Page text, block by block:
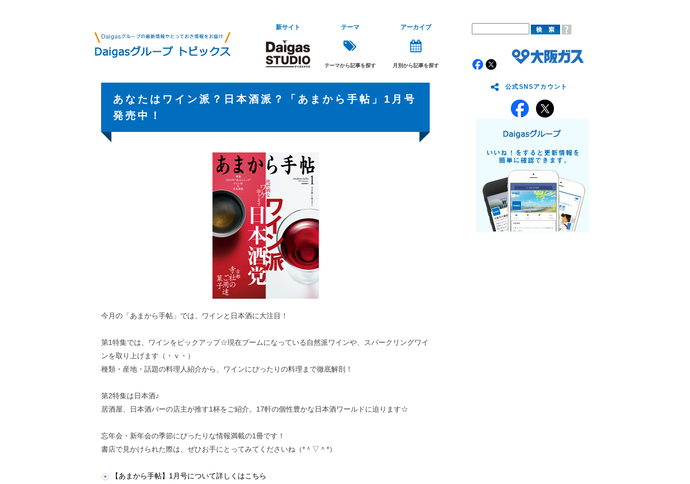
新サイト テーマ
テーマから記事を探す
アーカイブ
月別から記事を探す
あなたはワイン派？日本酒派？「あまから手帖」1月号
発売中！
今月の「あまから手帖」では、ワインと日本酒に大注目！
第1特集では、ワインをピックアップ☆現在ブームになっている自然派ワインや、スパークリングワイ
ンを取り上げます（・ｖ・）
種類・産地・話題の料理人紹介から、ワインにぴったりの料理まで徹底解剖！
第2特集は日本酒♪
居酒屋、日本酒バーの店主が推す1杯をご紹介。17軒の個性豊かな日本酒ワールドに迫ります☆
忘年会・新年会の季節にぴったりな情報満載の1冊です！
書店で見かけられた際は、ぜひお手にとってみてくださいね（*＾▽＾*）
【あまから手帖】1月号について詳しくはこちら
公式SNSアカウント